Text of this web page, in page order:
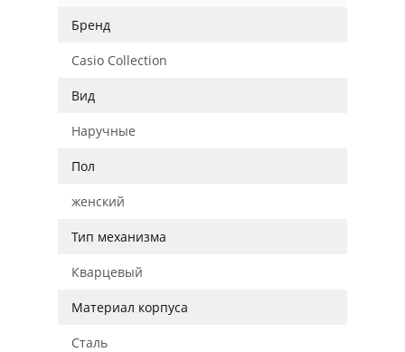
Бренд
Casio Collection
Вид
Наручные
Пол
женский
Тип механизма
Кварцевый
Материал корпуса
Сталь